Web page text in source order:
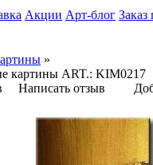
Акции Арт-блог Заказ
»
картины ART.: KIM0217
Написать отзыв